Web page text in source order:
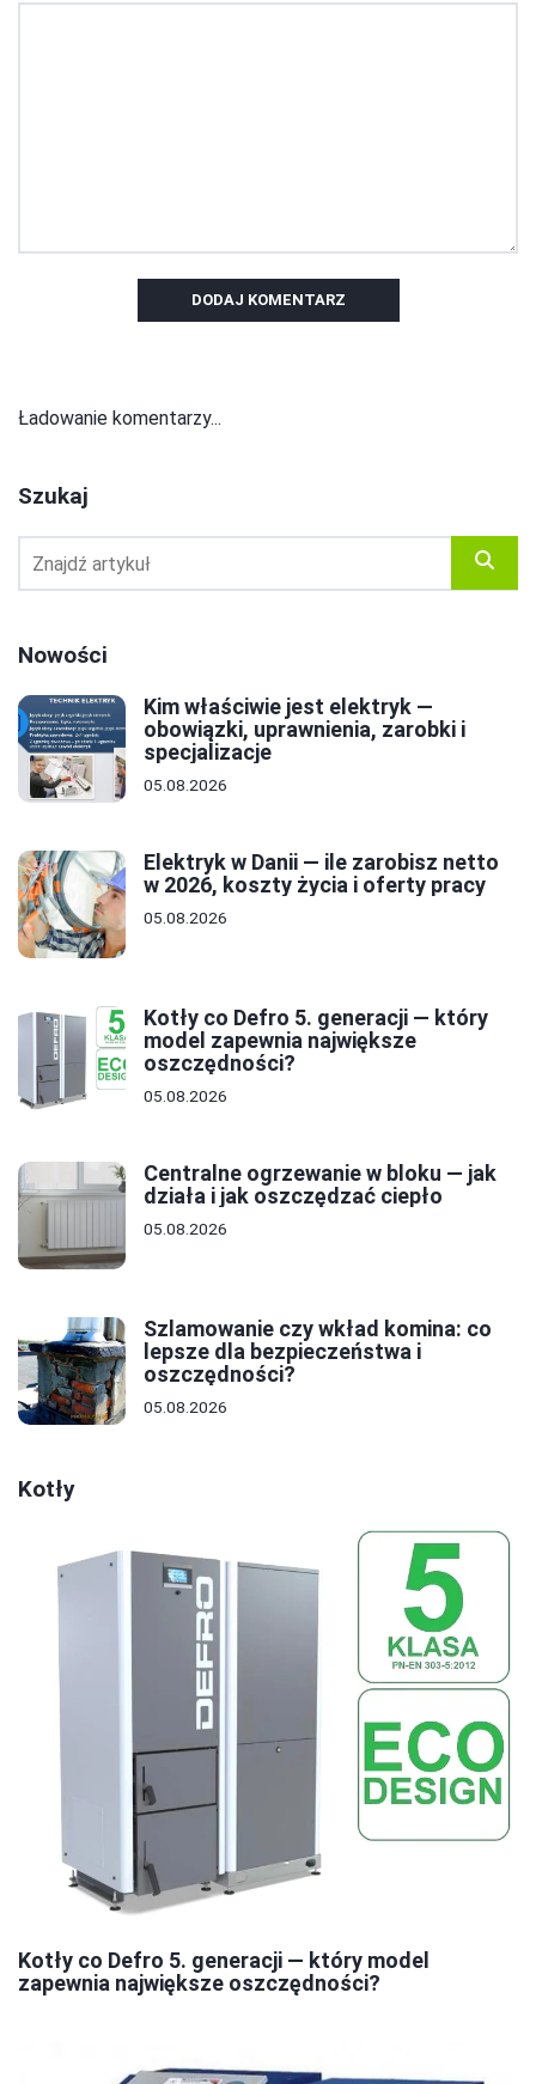
DODAJ KOMENTARZ
Ładowanie komentarzy...
Szukaj
Nowości
Kim właściwie jest elektryk —
obowiązki, uprawnienia, zarobki i
specjalizacje
05.08.2026
Elektryk w Danii — ile zarobisz netto
w 2026, koszty życia i oferty pracy
05.08.2026
Kotły co Defro 5. generacji — który
model zapewnia największe
oszczędności?
05.08.2026
Centralne ogrzewanie w bloku — jak
działa i jak oszczędzać ciepło
05.08.2026
Szlamowanie czy wkład komina: co
lepsze dla bezpieczeństwa i
oszczędności?
05.08.2026
Kotły
Kotły co Defro 5. generacji — który model
zapewnia największe oszczędności?